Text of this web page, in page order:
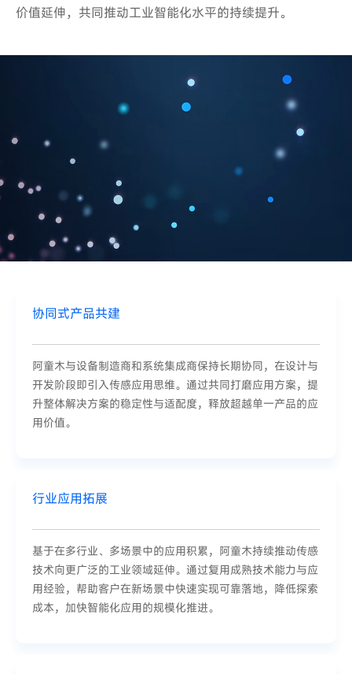
价值延伸，共同推动工业智能化水平的持续提升。
价值延伸，共同推动工业智能化水平的持续提升。
协同式产品共建
阿童木与设备制造商和系统集成商保持长期协同，在设计与
开发阶段即引入传感应用思维。通过共同打磨应用方案，提
升整体解决方案的稳定性与适配度，释放超越单一产品的应
用价值。
行业应用拓展
基于在多行业、多场景中的应用积累，阿童木持续推动传感
技术向更广泛的工业领域延伸。通过复用成熟技术能力与应
用经验，帮助客户在新场景中快速实现可靠落地，降低探索
成本，加快智能化应用的规模化推进。